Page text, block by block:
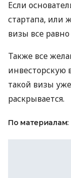
Если
стартапа, или
визы все
Также все
инвесторскую
такой визы
раскрывается.
По материалам: